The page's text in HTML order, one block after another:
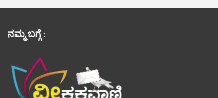
ನಮ್ಮ ಬಗ್ಗೆ :